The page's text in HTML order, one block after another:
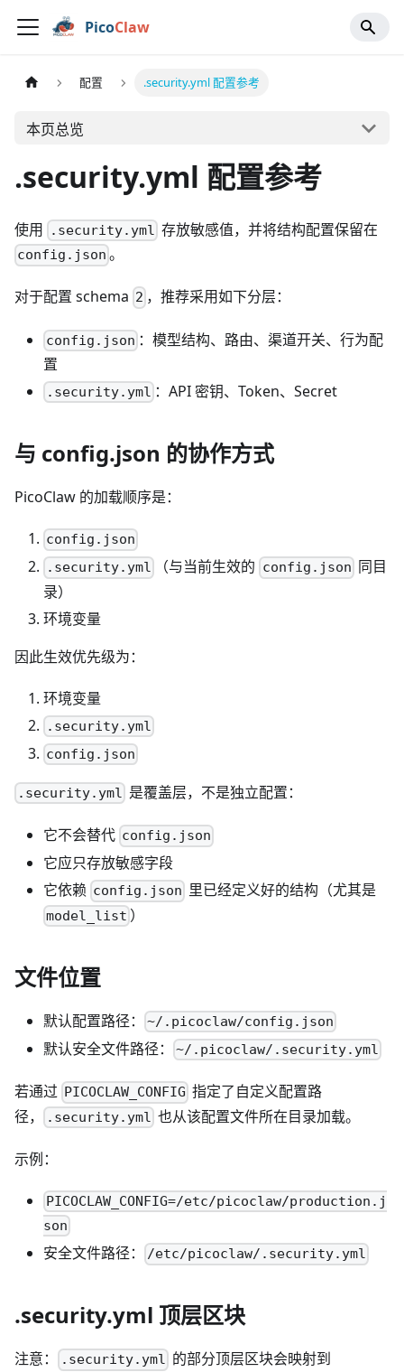
PicoClaw
配置 .security.yml 配置参考
本页总览
.security.yml 配置参考
使用 .security.yml 存放敏感值，并将结构配置保留在
config.json 。
对于配置 schema 2 ，推荐采用如下分层：
config.json ：模型结构、路由、渠道开关、行为配
置
.security.yml ：API 密钥、Token、Secret
与 config.json 的协作方式
PicoClaw 的加载顺序是：
config.json
.security.yml
（与当前生效的 config.json 同目
录）
环境变量
因此生效优先级为：
环境变量
.security.yml
config.json
.security.yml 是覆盖层，不是独立配置：
它不会替代 config.json
它应只存放敏感字段
它依赖 config.json 里已经定义好的结构（尤其是
model_list ）
文件位置
默认配置路径： ~/.picoclaw/config.json
默认安全文件路径： ~/.picoclaw/.security.yml
若通过 PICOCLAW_CONFIG 指定了自定义配置路
径，
.security.yml 也从该配置文件所在目录加载。
示例：
PICOCLAW_CONFIG=/etc/picoclaw/production.j
son
安全文件路径： /etc/picoclaw/.security.yml
.security.yml 顶层区块
注意： .security.yml 的部分顶层区块会映射到